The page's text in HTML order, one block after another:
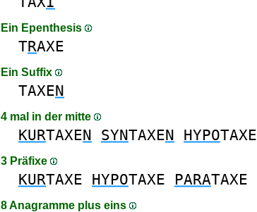
Ein Epenthesis
TRAXE
Ein Suffix
TAXEN
4 mal in der mitte
KURTAXEN SYNTAXEN HYPOTAXE
3 Präfixe
KURTAXE HYPOTAXE PARATAXE
8 Anagramme plus eins